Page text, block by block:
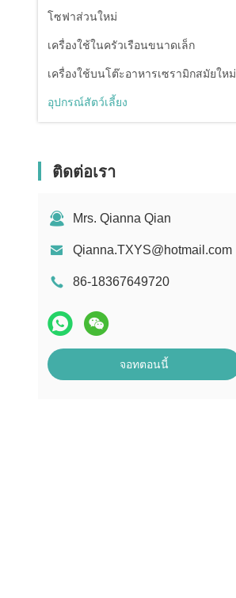
โซฟาส่วนใหม่
เครื่องใช้ในครัวเรือนขนาดเล็ก
เครื่องใช้บนโต๊ะอาหารเซรามิกสมัยใหม่
อุปกรณ์สัตว์เลี้ยง
ติดต่อเรา
Mrs. Qianna Qian
Qianna.TXYS@hotmail.com
86-18367649720
จอทตอนนี้